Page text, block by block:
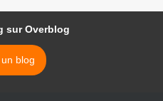
sur Overblog
blog